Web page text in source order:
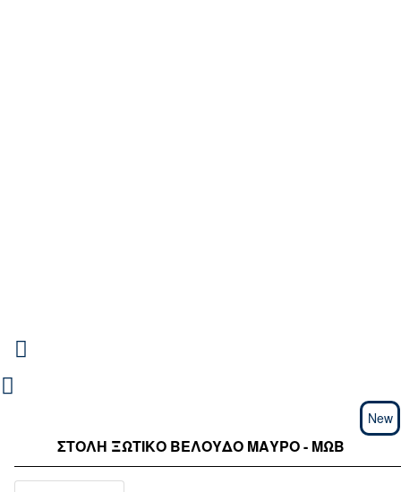
New
ΣΤΟΛΉ ΞΩΤΙΚΌ ΒΕΛΟΎΔΟ ΜΑΎΡΟ - ΜΩΒ